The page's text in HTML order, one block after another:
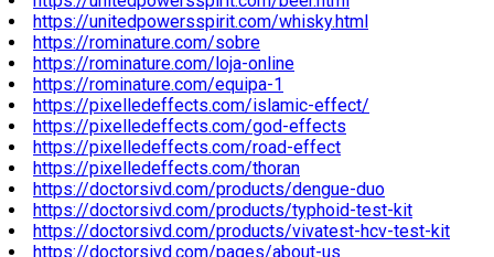
https://unitedpowersspirit.com/whisky.html
https://rominature.com/sobre
https://rominature.com/loja-online
https://rominature.com/equipa-1
https://pixelledeffects.com/islamic-effect/
https://pixelledeffects.com/god-effects
https://pixelledeffects.com/road-effect
https://pixelledeffects.com/thoran
https://doctorsivd.com/products/dengue-duo
https://doctorsivd.com/products/typhoid-test-kit
https://doctorsivd.com/products/vivatest-hcv-test-kit
https://doctorsivd.com/pages/about-us